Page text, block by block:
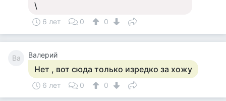
\
6 лет 0 0
Ва Валерий
Нет , вот сюда только изредко за хожу
6 лет 0 0